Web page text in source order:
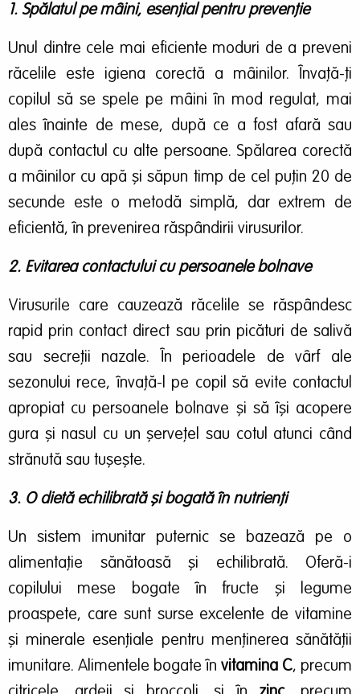
1. Spălatul pe mâini, esențial pentru prevenție
Unul dintre cele mai eficiente moduri de a preveni
răcelile este igiena corectă a mâinilor. Învață-ți
copilul să se spele pe mâini în mod regulat, mai
ales înainte de mese, după ce a fost afară sau
după contactul cu alte persoane. Spălarea corectă
a mâinilor cu apă și săpun timp de cel puțin 20 de
secunde este o metodă simplă, dar extrem de
eficientă, în prevenirea răspândirii virusurilor.
2. Evitarea contactului cu persoanele bolnave
Virusurile care cauzează răcelile se răspândesc
rapid prin contact direct sau prin picături de salivă
sau secreții nazale. În perioadele de vârf ale
sezonului rece, învață-l pe copil să evite contactul
apropiat cu persoanele bolnave și să își acopere
gura și nasul cu un șervețel sau cotul atunci când
strănută sau tușește.
3. O dietă echilibrată și bogată în nutrienți
Un sistem imunitar puternic se bazează pe o
alimentație sănătoasă și echilibrată. Oferă-i
copilului mese bogate în fructe și legume
proaspete, care sunt surse excelente de vitamine
și minerale esențiale pentru menținerea sănătății
imunitare. Alimentele bogate în vitamina C, precum